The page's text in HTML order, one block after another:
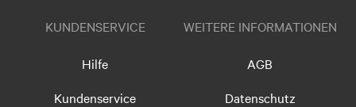
KUNDENSERVICE
Hilfe
Kundenservice
WEITERE INFORMATIONEN
AGB
Datenschutz